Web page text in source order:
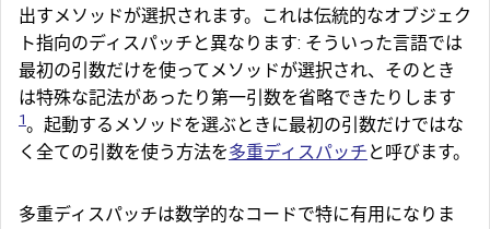
出すメソッドが選択されます。これは伝統的なオブジェク
ト指向のディスパッチと異なります: そういった言語では
最初の引数だけを使ってメソッドが選択され、そのとき
は特殊な記法があったり第一引数を省略できたりします
1。起動するメソッドを選ぶときに最初の引数だけではな
く全ての引数を使う方法を多重ディスパッチ と呼びます。
多重ディスパッチは数学的なコードで特に有用になりま